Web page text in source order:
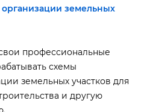
земельных
профессиональные
схемы
земельных участков для
и другую